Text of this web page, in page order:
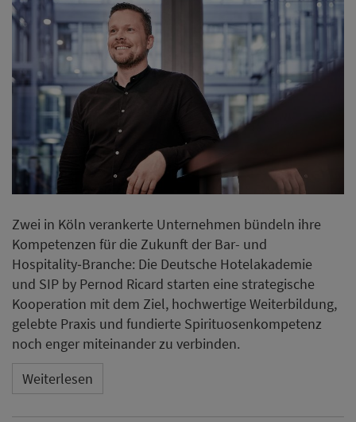
Zwei in Köln verankerte Unternehmen bündeln ihre
Kompetenzen für die Zukunft der Bar- und
Hospitality‑Branche: Die Deutsche Hotelakademie
und SIP by Pernod Ricard starten eine strategische
Kooperation mit dem Ziel, hochwertige Weiterbildung,
gelebte Praxis und fundierte Spirituosenkompetenz
noch enger miteinander zu verbinden.
Weiterlesen